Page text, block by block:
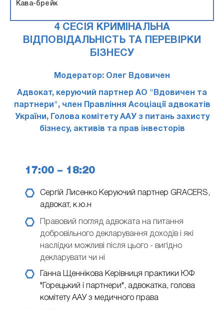
Кава-брейк
4 СЕСІЯ КРИМІНАЛЬНА
ВІДПОВІДАЛЬНІСТЬ ТА ПЕРЕВІРКИ
БІЗНЕСУ
Модератор: Олег Вдовичен
Адвокат, керуючий партнер АО "Вдовичен та
партнери", член Правління Асоціації адвокатів
України, Голова комітету ААУ з питань захисту
бізнесу, активів та прав інвесторів
17:00 – 18:20
Сергій Лисенко Керуючий партнер GRACERS,
адвокат, к.ю.н
Правовий погляд адвоката на питання
добровільного декларування доходів і які
наслідки можливі після цього - вигідно
декларувати чи ні
Ганна Щеннікова Керівниця практики ЮФ
"Горецький і партнери", адвокатка, голова
комітету ААУ з медичного права